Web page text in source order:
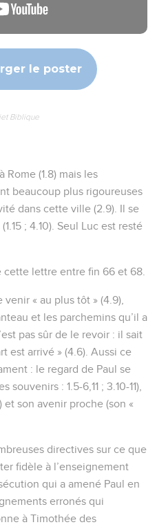
le poster
Biblique
Rome (1.8) mais les
beaucoup plus rigoureuses
dans cette ville (2.9). Il se
; 4.10). Seul Luc est resté
lettre entre fin 66 et 68.
« au plus tôt » (4.9),
et les parchemins qu’il a
pas sûr de le revoir : il sait
est arrivé » (4.6). Aussi ce
: le regard de Paul se
souvenirs : 1.5-6,11 ; 3.10-11),
et son avenir proche (son «
directives sur ce que
fidèle à l’enseignement
qui a amené Paul en
erronés qui
à Timothée des